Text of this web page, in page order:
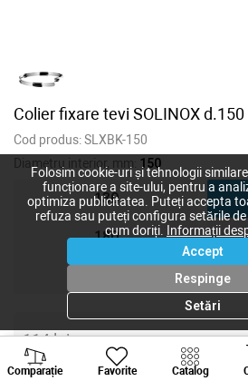
Colier fixare tevi SOLINOX
Cod produs:SLXBK-150
Diametru interior, mm: 150
130
180
114lei
102
Comparație Favorite Catalog
Folosim cookie-uri și tehnologii
funcționare a site-ului, pentru a
optimiza publicitatea. Puteți accepta
refuza sau puteți configura setările
cum doriți.
Informații
Accept
Respinge
Setări